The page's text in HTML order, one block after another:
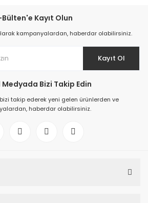
Bülten'e Kayıt Olun
kampanyalardan, haberdar olabilirsiniz.
Kayıt Ol
Medyada Bizi Takip Edin
takip ederek yeni gelen ürünlerden ve
haberdar olabilirsiniz.